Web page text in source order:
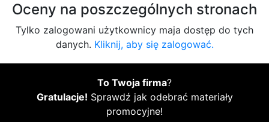
Oceny na poszczególnych stronach
Tylko zalogowani użytkownicy maja dostęp do tych
danych. Kliknij, aby się zalogować.
To Twoja firma?
Gratulacje! Sprawdź jak odebrać materiały
promocyjne!